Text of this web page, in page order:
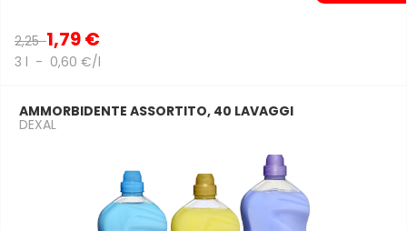
2,251,79 €
3 l - 0,60 €/l
AMMORBIDENTE ASSORTITO, 40 LAVAGGI
DEXAL